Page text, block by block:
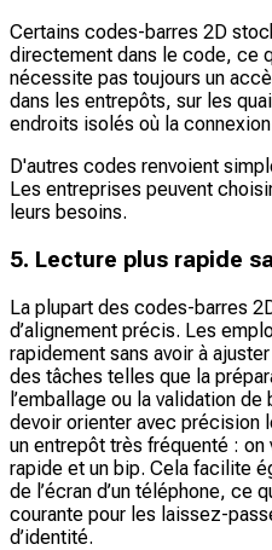
Certains codes-barres 2D
directement dans le code, ce
nécessite pas toujours un
dans les entrepôts, sur les
endroits isolés où la
D'autres codes renvoient
Les entreprises peuvent
leurs besoins.
5. Lecture plus rapide
La plupart des codes-barres
d’alignement précis. Les
rapidement sans avoir à
des tâches telles que la
l’emballage ou la validation
devoir orienter avec précision
un entrepôt très fréquenté :
rapide et un bip. Cela facilite
de l’écran d’un téléphone, ce
courante pour les laissez-
d’identité.